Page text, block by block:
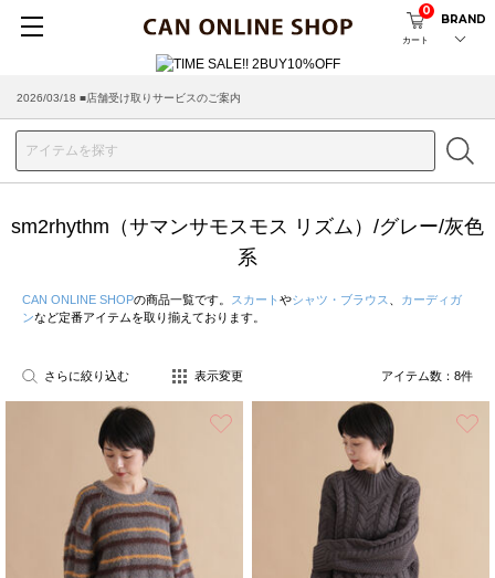
カート
0
BRAND
2026/03/18 ■店舗受け取りサービスのご案内
sm2rhythm（サマンサモスモス リズム）/グレー/灰色
系
CAN ONLINE SHOPの商品一覧です。 スカート やシャツ・ブラウス
カーディガ
ンなど定番アイテムを取り揃えております。
さらに絞り込む 表示変更 アイテム数： 8件